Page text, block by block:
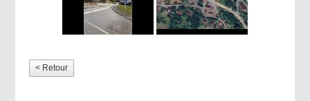
< Retour